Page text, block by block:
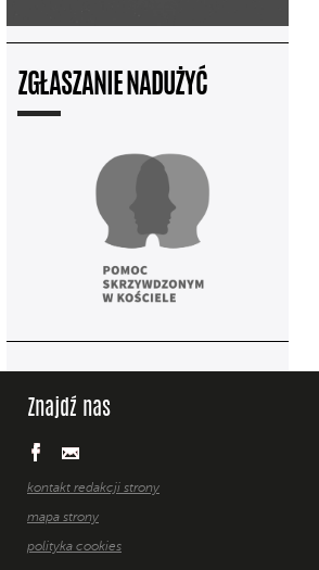
ZGŁASZANIE NADUŻYĆ
Znajdź nas
kontakt redakcji strony
mapa strony
polityka cookies